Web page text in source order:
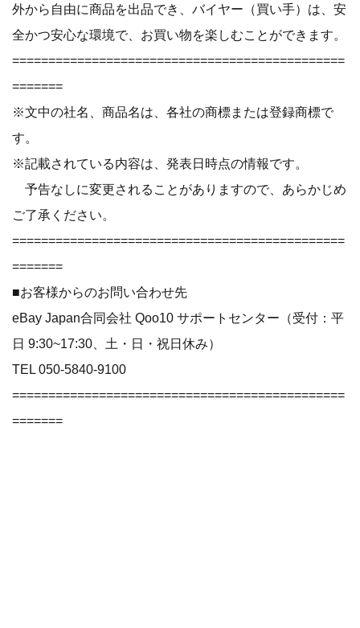
外から自由に商品を出品でき、バイヤー（買い手）は、安
全かつ安心な環境で、お買い物を楽しむことができます。
==============================================
=======
※文中の社名、商品名は、各社の商標または登録商標で
す。
※記載されている内容は、発表日時点の情報です。
予告なしに変更されることがありますので、あらかじめ
ご了承ください。
==============================================
=======
■お客様からのお問い合わせ先
eBay Japan合同会社 Qoo10 サポートセンター（受付：平
日 9:30~17:30、土・日・祝日休み）
TEL 050-5840-9100
==============================================
=======